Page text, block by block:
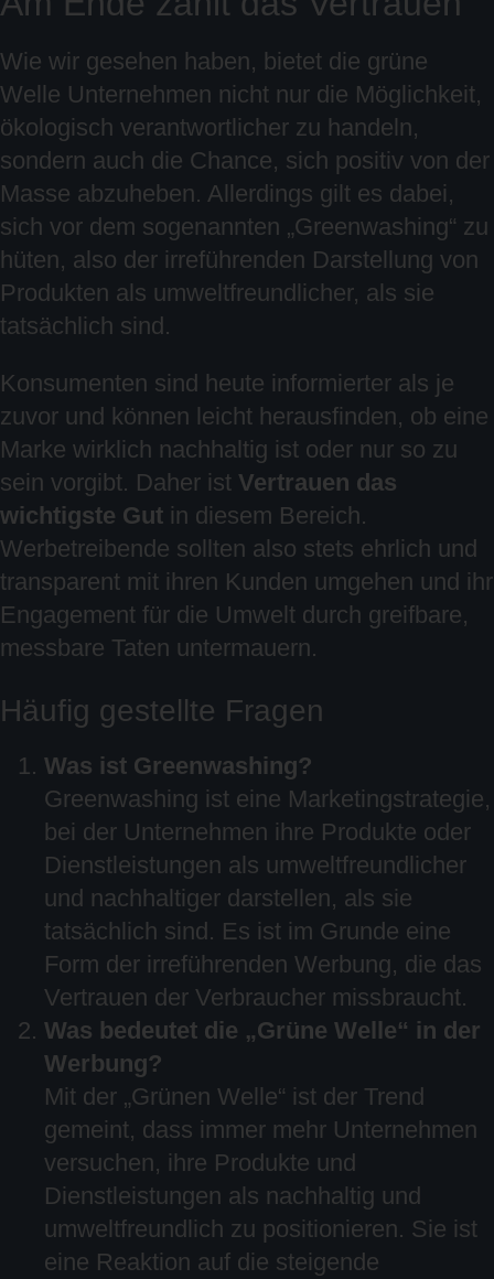
Wie wir gesehen haben, bietet die grüne
Welle Unternehmen nicht nur die Möglichkeit,
ökologisch verantwortlicher zu handeln,
sondern auch die Chance, sich positiv von der
Masse abzuheben. Allerdings gilt es dabei,
sich vor dem sogenannten „Greenwashing“ zu
hüten, also der irreführenden Darstellung von
Produkten als umweltfreundlicher, als sie
tatsächlich sind.
Konsumenten sind heute informierter als je
zuvor und können leicht herausfinden, ob eine
Marke wirklich nachhaltig ist oder nur so zu
sein vorgibt. Daher ist Vertrauen das
wichtigste Gut in diesem Bereich.
Werbetreibende sollten also stets ehrlich und
transparent mit ihren Kunden umgehen und ihr
Engagement für die Umwelt durch greifbare,
messbare Taten untermauern.
Häufig gestellte Fragen
Was ist Greenwashing?
Greenwashing ist eine Marketingstrategie,
bei der Unternehmen ihre Produkte oder
Dienstleistungen als umweltfreundlicher
und nachhaltiger darstellen, als sie
tatsächlich sind. Es ist im Grunde eine
Form der irreführenden Werbung, die das
Vertrauen der Verbraucher missbraucht.
Was bedeutet die „Grüne Welle“ in der
Werbung?
Mit der „Grünen Welle“ ist der Trend
gemeint, dass immer mehr Unternehmen
versuchen, ihre Produkte und
Dienstleistungen als nachhaltig und
umweltfreundlich zu positionieren. Sie ist
eine Reaktion auf die steigende